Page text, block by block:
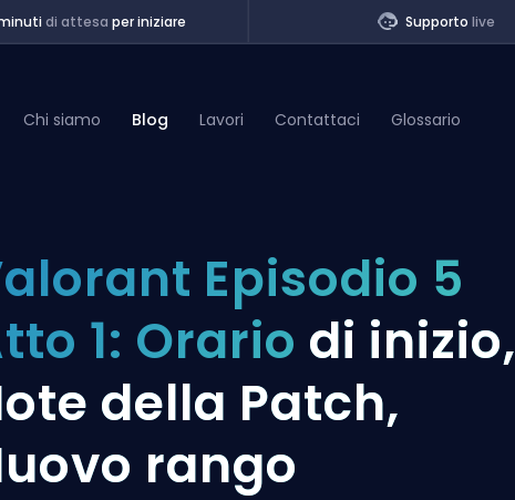
di attesa per iniziare Supporto live
Chi siamo Blog Lavori Contattaci Glossario
Episodio 5
1: Orario di inizio,
della Patch,
rango